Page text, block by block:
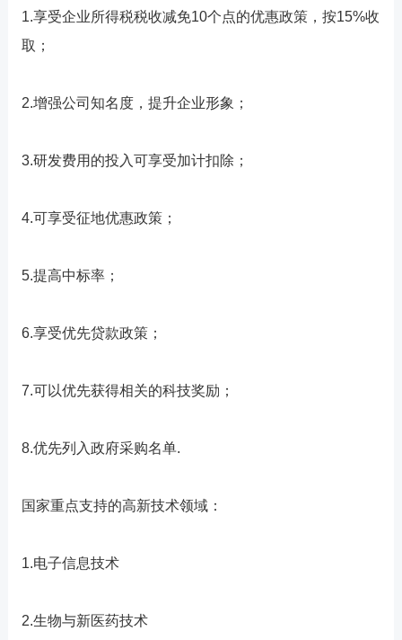
1.享受企业所得税税收减免10个点的优惠政策，按15%收
取；
2.增强公司知名度，提升企业形象；
3.研发费用的投入可享受加计扣除；
4.可享受征地优惠政策；
5.提高中标率；
6.享受优先贷款政策；
7.可以优先获得相关的科技奖励；
8.优先列入政府采购名单.
国家重点支持的高新技术领域：
1.电子信息技术
2.生物与新医药技术